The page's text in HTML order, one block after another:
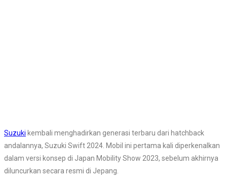
Suzuki kembali menghadirkan generasi terbaru dari hatchback
andalannya, Suzuki Swift 2024. Mobil ini pertama kali diperkenalkan
dalam versi konsep di Japan Mobility Show 2023, sebelum akhirnya
diluncurkan secara resmi di Jepang.